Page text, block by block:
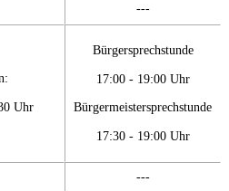
---
Uhr
Bürgersprechstunde
17:00 - 19:00 Uhr
Bürgermeistersprechstunde
17:30 - 19:00 Uhr
---